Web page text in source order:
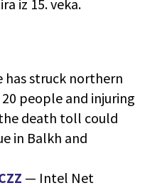
iz 15. veka.
has struck northern
people and injuring
death toll could
in Balkh and
— Intel Net